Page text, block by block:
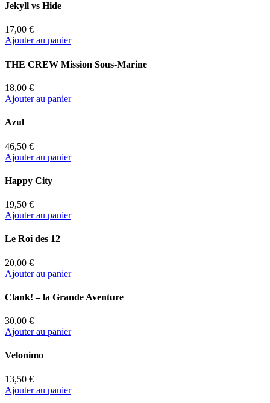
Jekyll vs Hide
17,00 €
Ajouter au panier
THE CREW Mission Sous-Marine
18,00 €
Ajouter au panier
Azul
46,50 €
Ajouter au panier
Happy City
19,50 €
Ajouter au panier
Le Roi des 12
20,00 €
Ajouter au panier
Clank! – la Grande Aventure
30,00 €
Ajouter au panier
Velonimo
13,50 €
Ajouter au panier